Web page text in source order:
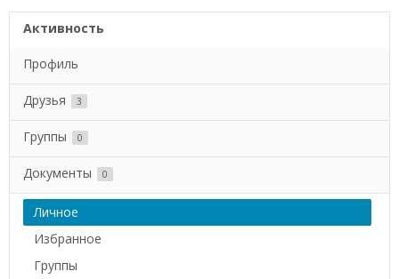
Активность
Профиль
Друзья 3
Группы 0
Документы 0
Личное
Избранное
Группы